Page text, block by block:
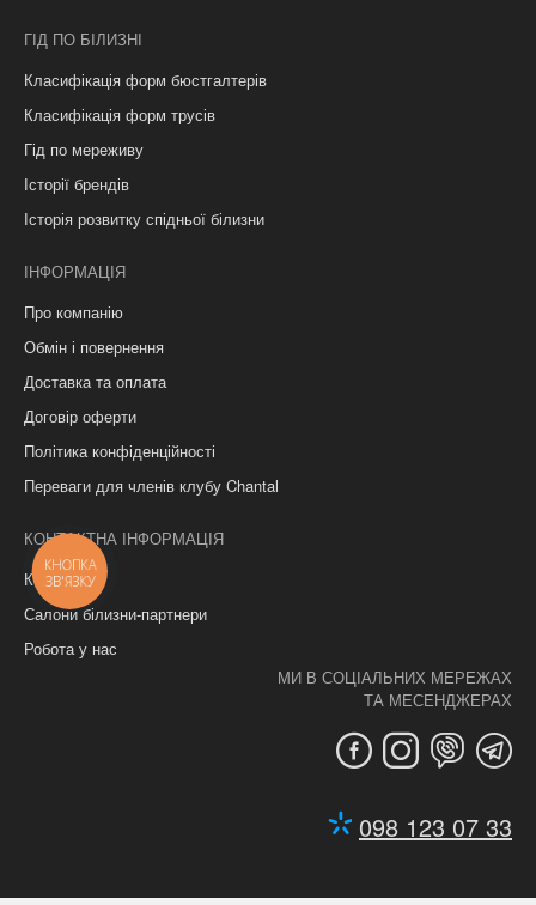
ГІД ПО БІЛИЗНІ
Класифікація форм бюстгалтерів
Класифікація форм трусів
Гід по мереживу
Історії брендів
Історія розвитку спідньої білизни
ІНФОРМАЦІЯ
Про компанію
Обмін і повернення
Доставка та оплата
Договір оферти
Політика конфіденційності
Переваги для членів клубу Chantal
КОНТАКТНА ІНФОРМАЦІЯ
Контакти
Салони білизни-партнери
Робота у нас
МИ В СОЦІАЛЬНИХ МЕРЕЖАХ
ТА МЕСЕНДЖЕРАХ
098 123 07 33
КНОПКА
ЗВ'ЯЗКУ